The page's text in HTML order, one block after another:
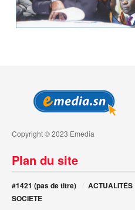
Copyright © 2023 Emedia
Plan du site
#1421 (pas de titre) ACTUALITÉS
SOCIETE